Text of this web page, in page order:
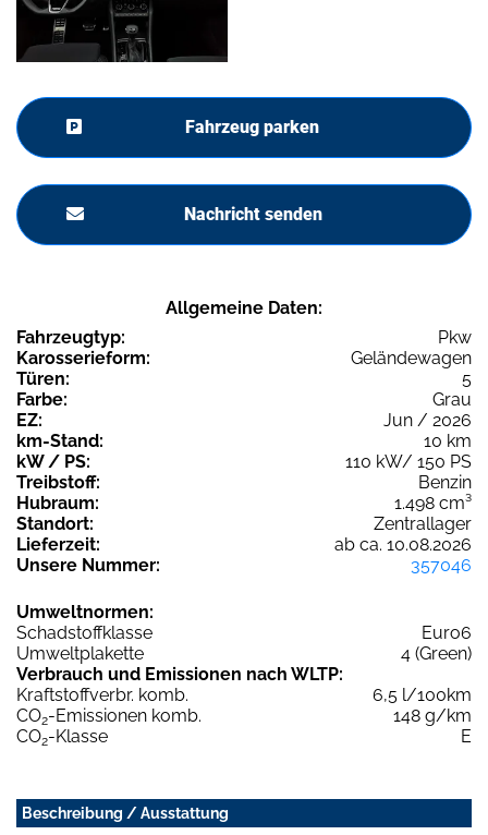
Fahrzeug parken
Nachricht senden
Allgemeine Daten:
Fahrzeugtyp:
Pkw
Karosserieform:
Geländewagen
Türen:
5
Farbe:
Grau
EZ:
Jun / 2026
km-Stand:
10 km
kW / PS:
110 kW/ 150 PS
Treibstoff:
Benzin
Hubraum:
1.498 cm³
Standort:
Zentrallager
Lieferzeit:
ab ca. 10.08.2026
Unsere Nummer:
357046
Umweltnormen:
Schadstoffklasse
Euro6
Umweltplakette
4 (Green)
Verbrauch und Emissionen nach WLTP:
Kraftstoffverbr. komb.
6,5 l/100km
CO2-Emissionen komb.
148 g/km
CO2-Klasse E
Beschreibung / Ausstattung